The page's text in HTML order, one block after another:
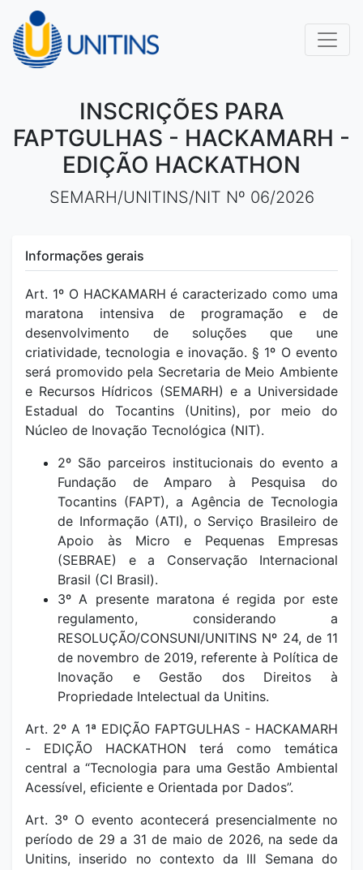
INSCRIÇÕES PARA
FAPTGULHAS - HACKAMARH -
EDIÇÃO HACKATHON
SEMARH/UNITINS/NIT Nº 06/2026
Informações gerais
Art. 1º O HACKAMARH é caracterizado como uma
maratona intensiva de programação e de
desenvolvimento de soluções que une
criatividade, tecnologia e inovação. § 1º O evento
será promovido pela Secretaria de Meio Ambiente
e Recursos Hídricos (SEMARH) e a Universidade
Estadual do Tocantins (Unitins), por meio do
Núcleo de Inovação Tecnológica (NIT).
2º São parceiros institucionais do evento a
Fundação de Amparo à Pesquisa do
Tocantins (FAPT), a Agência de Tecnologia
de Informação (ATI), o Serviço Brasileiro de
Apoio às Micro e Pequenas Empresas
(SEBRAE) e a Conservação Internacional
Brasil (CI Brasil).
3º A presente maratona é regida por este
regulamento, considerando a
RESOLUÇÃO/CONSUNI/UNITINS Nº 24, de 11
de novembro de 2019, referente à Política de
Inovação e Gestão dos Direitos à
Propriedade Intelectual da Unitins.
Art. 2º A 1ª EDIÇÃO FAPTGULHAS - HACKAMARH
- EDIÇÃO HACKATHON terá como temática
central a “Tecnologia para uma Gestão Ambiental
Acessível, eficiente e Orientada por Dados”.
Art. 3º O evento acontecerá presencialmente no
período de 29 a 31 de maio de 2026, na sede da
Unitins, inserido no contexto da III Semana do